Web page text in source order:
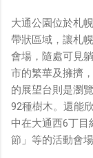
大通公園位於札
帶狀區域，讓札
會場，隨處可見
市的繁華及擁擠
的展望台則是瀏
92種樹木。還能
中在大通西6丁目
節」等的活動會場